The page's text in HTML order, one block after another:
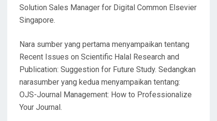
Solution Sales Manager for Digital Common Elsevier
Singapore.
Nara sumber yang pertama menyampaikan tentang
Recent Issues on Scientific Halal Research and
Publication: Suggestion for Future Study. Sedangkan
narasumber yang kedua menyampaikan tentang:
OJS-Journal Management: How to Professionalize
Your Journal.